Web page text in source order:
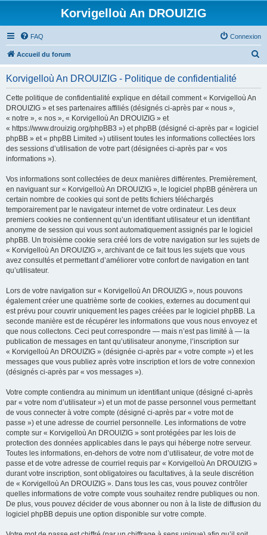
Korvigelloù An DROUIZIG
FAQ Connexion
Accueil du forum
Korvigelloù An DROUIZIG - Politique de confidentialité
Cette politique de confidentialité explique en détail comment « Korvigelloù An
DROUIZIG » et ses partenaires affiliés (désignés ci-après par « nous »,
« notre », « nos », « Korvigelloù An DROUIZIG » et
« https://www.drouizig.org/phpBB3 ») et phpBB (désigné ci-après par « logiciel
phpBB » et « phpBB Limited ») utilisent toutes les informations collectées lors
des sessions d’utilisation de votre part (désignées ci-après par « vos
informations »).
Vos informations sont collectées de deux manières différentes. Premièrement,
en naviguant sur « Korvigelloù An DROUIZIG », le logiciel phpBB génèrera un
certain nombre de cookies qui sont de petits fichiers téléchargés
temporairement par le navigateur internet de votre ordinateur. Les deux
premiers cookies ne contiennent qu’un identifiant utilisateur et un identifiant
anonyme de session qui vous sont automatiquement assignés par le logiciel
phpBB. Un troisième cookie sera créé lors de votre navigation sur les sujets de
« Korvigelloù An DROUIZIG », archivant de ce fait tous les sujets que vous
avez consultés et permettant d’améliorer votre confort de navigation en tant
qu’utilisateur.
Lors de votre navigation sur « Korvigelloù An DROUIZIG », nous pouvons
également créer une quatrième sorte de cookies, externes au document qui
est prévu pour couvrir uniquement les pages créées par le logiciel phpBB. La
seconde manière est de récupérer les informations que vous nous envoyez et
que nous collectons. Ceci peut correspondre — mais n’est pas limité à — la
publication de messages en tant qu’utilisateur anonyme, l’inscription sur
« Korvigelloù An DROUIZIG » (désignée ci-après par « votre compte ») et les
messages que vous publiez après votre inscription et lors de votre connexion
(désignés ci-après par « vos messages »).
Votre compte contiendra au minimum un identifiant unique (désigné ci-après
par « votre nom d’utilisateur ») et un mot de passe personnel vous permettant
de vous connecter à votre compte (désigné ci-après par « votre mot de
passe ») et une adresse de courriel personnelle. Les informations de votre
compte sur « Korvigelloù An DROUIZIG » sont protégées par les lois de
protection des données applicables dans le pays qui héberge notre serveur.
Toutes les informations, en-dehors de votre nom d’utilisateur, de votre mot de
passe et de votre adresse de courriel requis par « Korvigelloù An DROUIZIG »
durant votre inscription, sont obligatoires ou facultatives, à la seule discrétion
de « Korvigelloù An DROUIZIG ». Dans tous les cas, vous pouvez contrôler
quelles informations de votre compte vous souhaitez rendre publiques ou non.
De plus, vous pouvez décider de vous abonner ou non à la liste de diffusion du
logiciel phpBB depuis une option disponible sur votre compte.